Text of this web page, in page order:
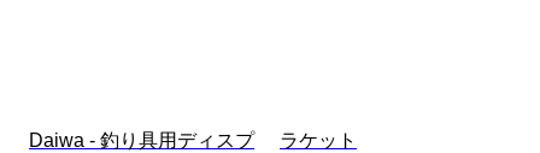
Daiwa - 釣り具用ディスプ
ラケット